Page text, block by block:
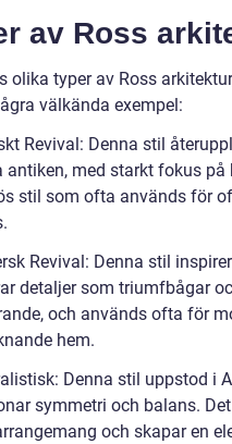
av Ross
olika typer av Ross
välkända exempel:
Revival: Denna stil
antiken, med starkt fokus
stil som ofta används för
Revival: Denna stil
detaljer som triumfbågar
och används ofta för
hem.
Denna stil uppstod i
symmetri och balans.
och skapar en